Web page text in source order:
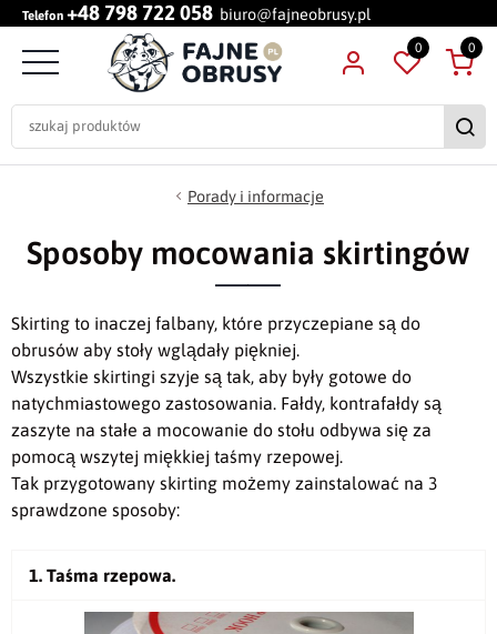
Telefon +48 798 722 058 biuro@fajneobrusy.pl
0 0
Porady i informacje
Sposoby mocowania skirtingów
Skirting to inaczej falbany, które przyczepiane są do
obrusów aby stoły wglądały piękniej.
Wszystkie skirtingi szyje są tak, aby były gotowe do
natychmiastowego zastosowania. Fałdy, kontrafałdy są
zaszyte na stałe a mocowanie do stołu odbywa się za
pomocą wszytej miękkiej taśmy rzepowej.
Tak przygotowany skirting możemy zainstalować na 3
sprawdzone sposoby:
1. Taśma rzepowa.